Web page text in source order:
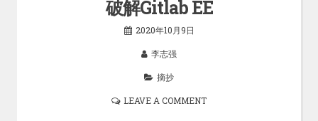
破解Gitlab EE
2020年10月9日
李志强
摘抄
LEAVE A COMMENT